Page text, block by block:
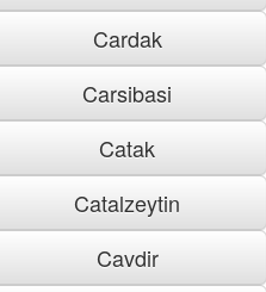
Cardak
Carsibasi
Catak
Catalzeytin
Cavdir